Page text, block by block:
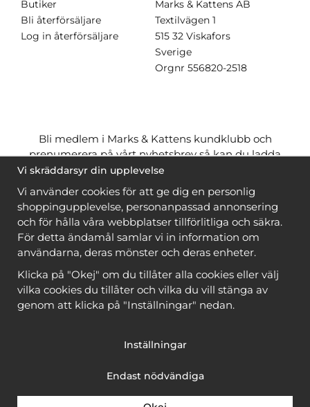
Butiker
Bli återförsäljare
Log in återförsäljare
Marks & Kattens AB
Textilvägen 1
515 32 Viskafors
Sverige
Orgnr 556820-2518
Bli medlem i Marks & Kattens kundklubb och
prenumerera på vårt nyhetsbrev så kan du ladda
ner många mönstergratisoch få många
när du handlar garn till mönstret. Du ser vilka som
är
gratis när du är inloggad
Bli medlem
Copyright © 2026, Marks & Kattens AB
Vi skräddarsyr din upplevelse
Vi använder cookies för att ge dig en personlig
shoppingupplevelse, personanpassad annonsering
och för hålla våra webbplatser tillförlitliga och säkra.
För detta ändamål samlar vi in information om
användarna, deras mönster och deras enheter.
Klicka på "Okej" om du tillåter alla cookies eller välj
vilka cookies du tillåter och vilka du vill stänga av
genom att klicka på "Inställningar" nedan.
Inställningar
Endast nödvändiga